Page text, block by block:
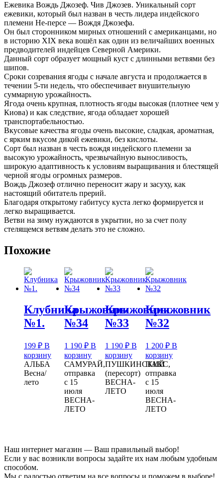
Ежевика Вождь Джозеф. Чив Джозев. Уникальный сорт
ежевики, который был назван в честь лидера индейского
племени Не-персе — Вождя Джозефа.
Он был сторонником мирных отношений с американцами, но
в историю XIX века вошёл как один из величайших военных
предводителей индейцев Северной Америки.
Данный сорт образует мощный куст с длинными ветвями без
шипов.
Сроки созревания ягоды с начале августа и продолжается в
течении 5-ти недель, что обеспечивает внушительную
суммарную урожайность.
Ягода очень крупная, плотность ягоды высокая (плотнее чем у
Киова) и как следствие, ягода обладает хорошей
транспортабельностью.
Вкусовые качества ягоды очень высокие, сладкая, ароматная,
с ярким вкусом дикой ежевики, без кислоты.
Сорт был назван в честь вождя индейского племени за
высокую урожайность, чрезвычайную выносливость,
широкую адаптивность к условиям выращивания и блестящей
черной ягоды огромных размеров.
Вождь Джозеф отлично переносит жару и засуху, как
настоящий обитатель прерий.
Благодаря открытому габитусу куста легко формируется и
легко выращивается.
Ветви на зиму нуждаются в укрытии, но за счет полу
стелящемся ветвям делать это не сложно.
Похожие
Клубника
№1.
199 ₽ В
корзину
АЛЬБА
Весна/
лето
Крыжовник
№34
1 190₽ В
корзину
САМУРАЙ,
отправка
с 15
июля
ВЕСНА-
ЛЕТО
Крыжовник
№33
1 190 ₽ В
корзину
ПУШКИНСКИЙ
(пересорт)
ВЕСНА-
ЛЕТО
Крыжовник
№32
1 200 ₽ В
корзину
ПАКС,
отправка
с 15
июля
ВЕСНА-
ЛЕТО
Наш интернет магазин — Ваш правильный выбор!
Если у вас возникли вопросы задайте их нам любым удобным
способом.